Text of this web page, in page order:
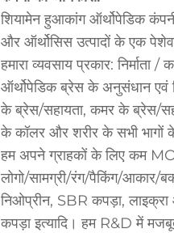
शियामेन हुआकांग ऑर्थोपेडिक
और ऑर्थोसिस उत्पादों के एक
हमारा व्यवसाय प्रकार:
ऑर्थोपेडिक ब्रेस के अनुसंधान एवं
के ब्रेस/सहायता, कमर के ब्रेस/
के कॉलर और शरीर के सभी भागों
हम अपने ग्राहकों के लिए कम
लोगो/सामग्री/रंग/पैकिंग/आकार/
निओप्रीन, SBR कपड़ा,
कपड़ा इत्यादि। हम R&D में